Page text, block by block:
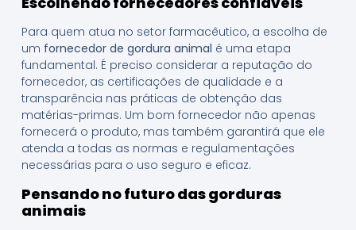
Para quem atua no setor farmacêutico, a escolha de
um fornecedor de gordura animal é uma etapa
fundamental. É preciso considerar a reputação do
fornecedor, as certificações de qualidade e a
transparência nas práticas de obtenção das
matérias-primas. Um bom fornecedor não apenas
fornecerá o produto, mas também garantirá que ele
atenda a todas as normas e regulamentações
necessárias para o uso seguro e eficaz.
Pensando no futuro das gorduras
animais